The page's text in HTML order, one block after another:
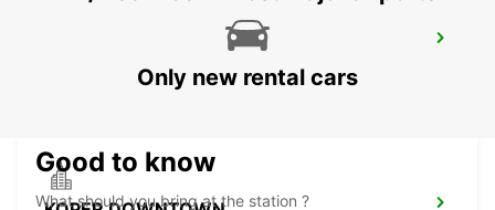
RONCHI DEI LEGIONARI - ITALY
Only new rental cars
Good to know
What should you bring at the station ?